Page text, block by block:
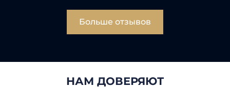
Больше отзывов
НАМ ДОВЕРЯЮТ